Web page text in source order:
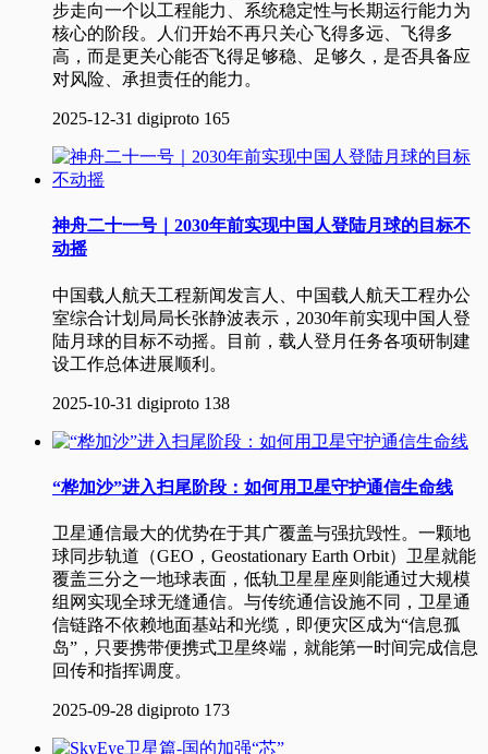
步走向一个以工程能力、系统稳定性与长期运行能力为
核心的阶段。人们开始不再只关心飞得多远、飞得多
高，而是更关心能否飞得足够稳、足够久，是否具备应
对风险、承担责任的能力。
2025-12-31 digiproto 165
神舟二十一号｜2030年前实现中国人登陆月球的目标不
动摇
中国载人航天工程新闻发言人、中国载人航天工程办公
室综合计划局局长张静波表示，2030年前实现中国人登
陆月球的目标不动摇。目前，载人登月任务各项研制建
设工作总体进展顺利。
2025-10-31 digiproto 138
“桦加沙”进入扫尾阶段：如何用卫星守护通信生命线
卫星通信最大的优势在于其广覆盖与强抗毁性。一颗地
球同步轨道（GEO，Geostationary Earth Orbit）卫星就能
覆盖三分之一地球表面，低轨卫星星座则能通过大规模
组网实现全球无缝通信。与传统通信设施不同，卫星通
信链路不依赖地面基站和光缆，即便灾区成为“信息孤
岛”，只要携带便携式卫星终端，就能第一时间完成信息
回传和指挥调度。
2025-09-28 digiproto 173